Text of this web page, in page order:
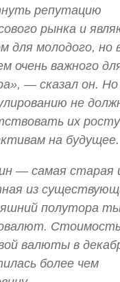
репутацию
рынка и
для молодого, но
очень важного
— сказал он.
не
их
на будущее.
— самая старая
из
полутора
валюты в
более чем